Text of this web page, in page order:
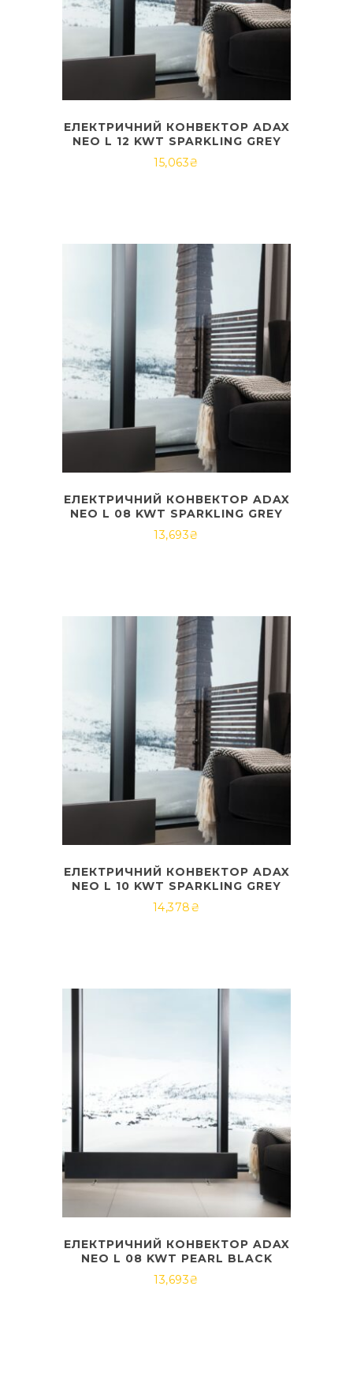
ЕЛЕКТРИЧНИЙ КОНВЕКТОР ADAX
NEO L 12 KWT SPARKLING GREY
15,063₴
ЕЛЕКТРИЧНИЙ КОНВЕКТОР ADAX
NEO L 08 KWT SPARKLING GREY
13,693₴
ЕЛЕКТРИЧНИЙ КОНВЕКТОР ADAX
NEO L 10 KWT SPARKLING GREY
14,378₴
ЕЛЕКТРИЧНИЙ КОНВЕКТОР ADAX
NEO L 08 KWT PEARL BLACK
13,693₴